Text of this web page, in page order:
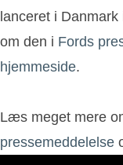
lanceret i
om den i Fords
hjemmeside.
Læs meget mere
pressemeddelelse